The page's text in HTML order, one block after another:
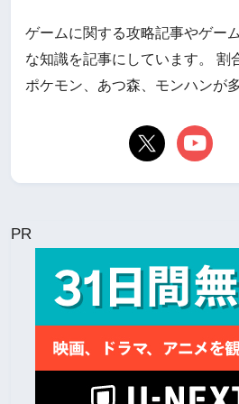
ゲームに関する攻略記事やゲー
な知識を記事にしています。 割
ポケモン、あつ森、モンハンが
PR